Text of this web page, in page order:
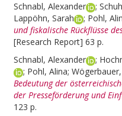
Schnabl, Alexander
;
Lappöhn, Sarah
; Pohl,
und fiskalische Rückflüsse
[Research Report] 63 p.
Schnabl, Alexander
;
; Pohl, Alina;
Bedeutung der
der Presseförderung und
123 p.